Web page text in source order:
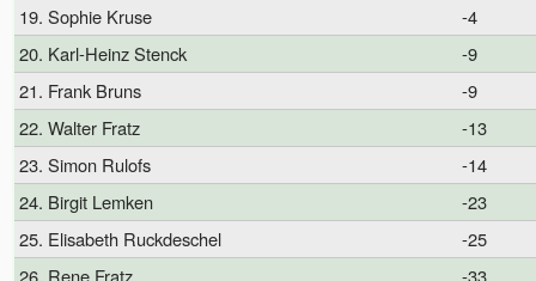
19. Sophie Kruse
-4
20. Karl-Heinz Stenck
-9
21. Frank Bruns
-9
22. Walter Fratz
-13
23. Simon Rulofs
-14
24. Birgit Lemken
-23
25. Elisabeth Ruckdeschel
-25